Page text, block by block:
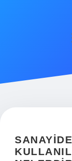
Hakkımızda